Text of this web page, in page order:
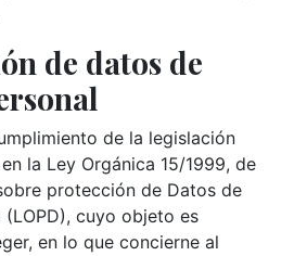
de datos de
de la legislación
la Ley Orgánica 15/1999, de
protección de Datos de
(LOPD), cuyo objeto es
en lo que concierne al